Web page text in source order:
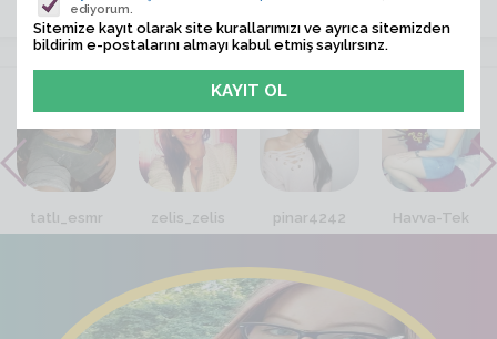
VİTRİN
tatlı_esmr zelis_zelis pinar4242 Havva-Tek
ediyorum.
Sitemize kayıt olarak site kurallarımızı ve ayrıca sitemizden
bildirim e-postalarını almayı kabul etmiş sayılırsınz.